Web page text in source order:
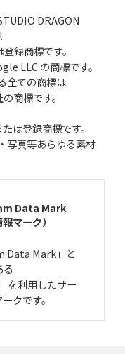
DRAGON
録商標です。
LLC の商標です。
全ての商標は
商標です。
は登録商標です。
写真等あらゆる素材
Data Mark
マーク）
Data Mark」と
を利用したサー
クです。